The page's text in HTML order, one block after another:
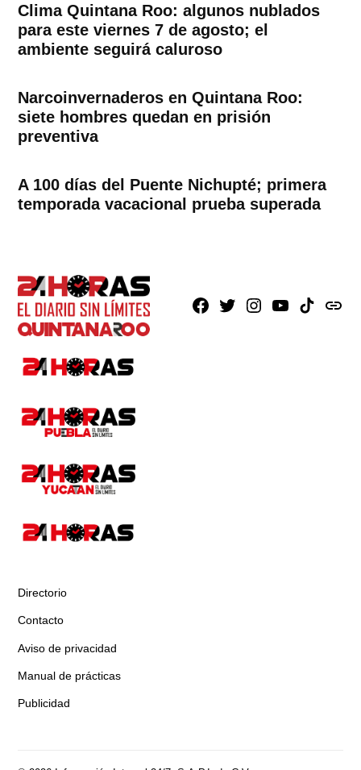
Clima Quintana Roo: algunos nublados
para este viernes 7 de agosto; el
ambiente seguirá caluroso
Narcoinvernaderos en Quintana Roo:
siete hombres quedan en prisión
preventiva
A 100 días del Puente Nichupté; primera
temporada vacacional prueba superada
Facebook
X Instagram
YoutubeTikTokissuu
Directorio
Contacto
Aviso de privacidad
Manual de prácticas
Publicidad